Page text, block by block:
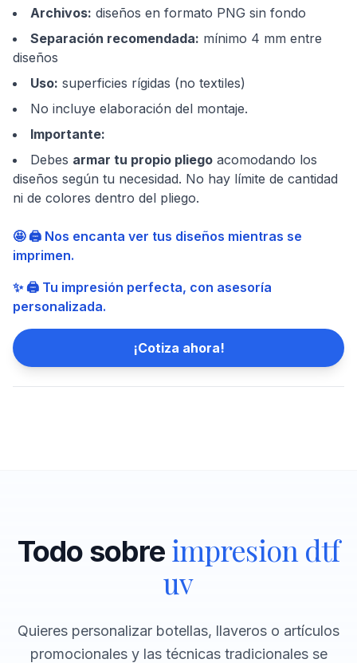
Archivos: diseños en formato PNG sin fondo
Separación recomendada: mínimo 4 mm entre
diseños
Uso: superficies rígidas (no textiles)
No incluye elaboración del montaje.
Importante:
Debes armar tu propio pliego acomodando los
diseños según tu necesidad. No hay límite de cantidad
ni de colores dentro del pliego.
🤩 🖨️ Nos encanta ver tus diseños mientras se
imprimen.
✨ 🖨️ Tu impresión perfecta, con asesoría
personalizada.
¡Cotiza ahora!
Todo sobre impresion dtf
uv
Quieres personalizar botellas, llaveros o artículos
promocionales y las técnicas tradicionales se